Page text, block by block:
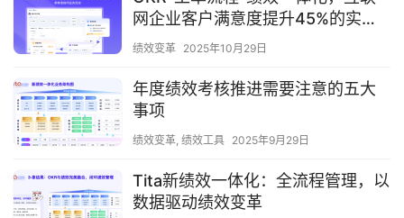
网企业客户满意度提升45%的实战
秘籍
绩效变革 2025年10月29日
年度绩效考核推进需要注意的五大
事项
绩效变革, 绩效工具 2025年9月29日
Tita新绩效一体化：全流程管理，以
数据驱动绩效变革